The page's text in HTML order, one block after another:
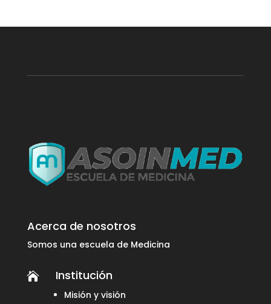
Acerca de nosotros
Somos una escuela de Medicina
 Institución
Misión y visión